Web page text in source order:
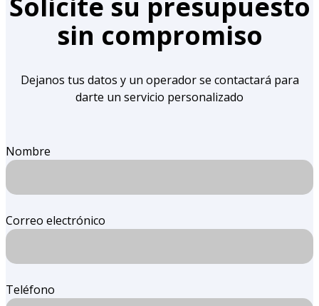
sin compromiso
Dejanos tus datos y un operador se contactará para
darte un servicio personalizado
Nombre
Correo electrónico
Teléfono